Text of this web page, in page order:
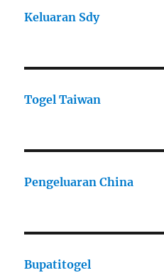
Keluaran Sdy
Togel Taiwan
Pengeluaran China
Bupatitogel